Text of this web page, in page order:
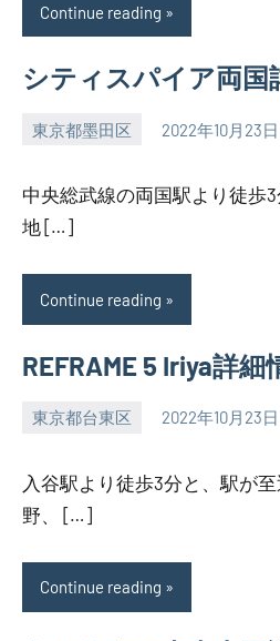
Continue reading
シティスパイア両国
東京都墨田区 2022年10月23日
SEZIMO
中央総武線の両国駅より徒歩
地 […]
Continue reading
REFRAME 5 Iriya詳細
東京都台東区 2022年10月23日
SEZIMO
入谷駅より徒歩3分と、駅が
野、 […]
Continue reading